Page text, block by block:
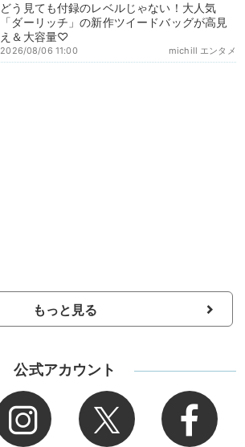
どう見ても付録のレベルじゃない！大人気
「ダーリッチ」の新作ツイードバッグが高見
え＆大容量♡
michill エンタメ
2026/08/06 11:00
もっと見る
公式アカウント